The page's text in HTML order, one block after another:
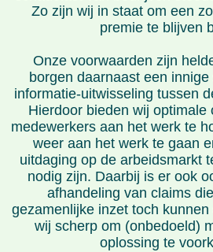
Zo zijn wij in staat om een
premie te blijven
Onze voorwaarden zijn
borgen daarnaast een
informatie-uitwisseling tussen
Hierdoor bieden wij optimale
medewerkers aan het werk te
weer aan het werk te gaan
uitdaging op de arbeidsmarkt
nodig zijn. Daarbij is er ook
afhandeling van claims
gezamenlijke inzet toch
wij scherp om (onbedoeld)
oplossing te